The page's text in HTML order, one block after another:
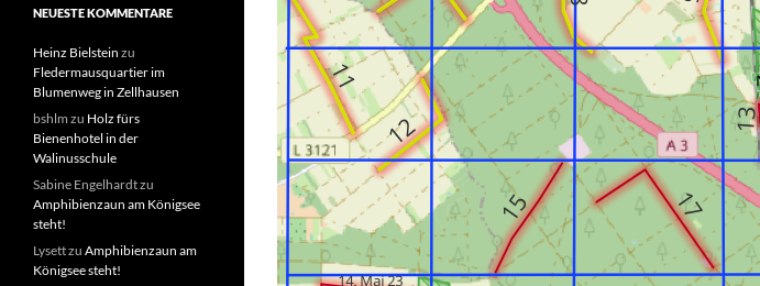
NEUESTE KOMMENTARE
Heinz Bielstein zu
Fledermausquartier im
Blumenweg in Zellhausen
bshlm zu Holz fürs
Bienenhotel in der
Walinusschule
Sabine Engelhardtzu
Amphibienzaun am Königsee
steht!
Lysettzu Amphibienzaun am
Königsee steht!